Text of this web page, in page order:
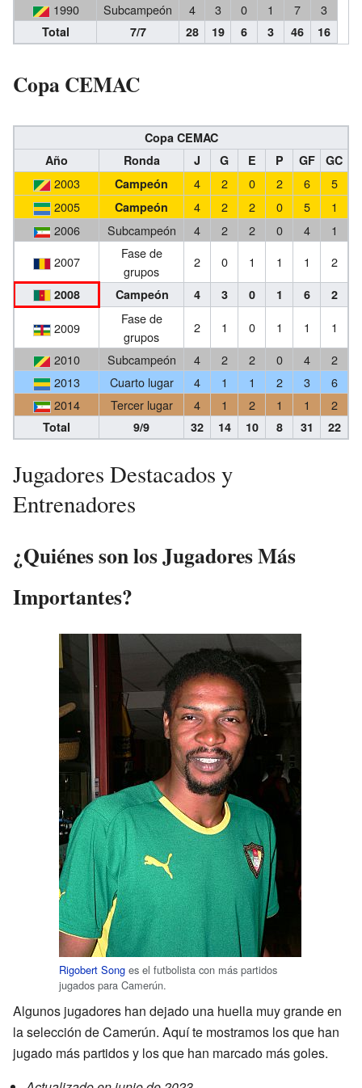
1990
Subcampeón 4 3 0 1 7 3
Total 7/7 28 19 6 3 46 16
Copa CEMAC
Copa CEMAC
Año
Ronda J G E P GF GC
2003 Campeón 4 2 0 2 6
5
2005
Campeón 4 2 2 0 5
1
2006
Subcampeón 4 2 2 0 4
1
2007
Fase de
grupos
2 0 1 1 1 2
2008 Campeón 4 3 0 1 6 2
2009
Fase de
grupos
2 1 0 1 1
1
2010
Subcampeón 4 2 2 0 4
2
2013
Cuarto lugar 4 1 1 2 3
6
2014
Tercer lugar 4 1 2 1 1 2
Total 9/9 32 14 10 8 31 22
Jugadores Destacados y
Entrenadores
¿Quiénes son los Jugadores Más
Importantes?
Rigobert Song es el futbolista con más partidos
jugados para Camerún.
Algunos jugadores han dejado una huella muy grande en
la selección de Camerún. Aquí te mostramos los que han
jugado más partidos y los que han marcado más goles.